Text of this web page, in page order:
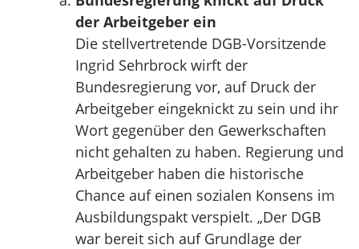
der Arbeitgeber ein
Die stellvertretende DGB-Vorsitzende
Ingrid Sehrbrock wirft der
Bundesregierung vor, auf Druck der
Arbeitgeber eingeknickt zu sein und ihr
Wort gegenüber den Gewerkschaften
nicht gehalten zu haben. Regierung und
Arbeitgeber haben die historische
Chance auf einen sozialen Konsens im
Ausbildungspakt verspielt. „Der DGB
war bereit sich auf Grundlage der